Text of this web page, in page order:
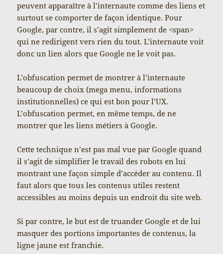
peuvent apparaître à l’internaute comme des liens et
surtout se comporter de façon identique. Pour
Google, par contre, il s’agit simplement de <span>
qui ne redirigent vers rien du tout. L’internaute voit
donc un lien alors que Google ne le voit pas.
L’obfuscation permet de montrer à l’internaute
beaucoup de choix (mega menu, informations
institutionnelles) ce qui est bon pour l’UX.
L’obfuscation permet, en même temps, de ne
montrer que les liens métiers à Google.
Cette technique n’est pas mal vue par Google quand
il s’agit de simplifier le travail des robots en lui
montrant une façon simple d’accéder au contenu. Il
faut alors que tous les contenus utiles restent
accessibles au moins depuis un endroit du site web.
Si par contre, le but est de truander Google et de lui
masquer des portions importantes de contenus, la
ligne jaune est franchie.